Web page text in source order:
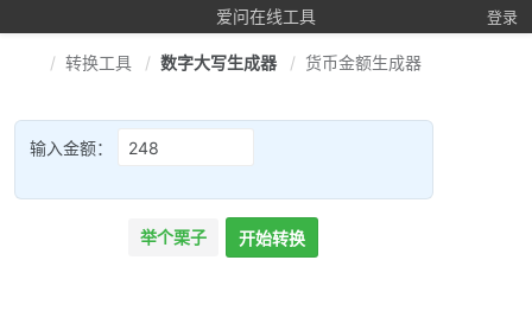
爱问在线工具 登录
转换工具 数字大写生成器 货币金额生成器
输入金额：
举个栗子 开始转换